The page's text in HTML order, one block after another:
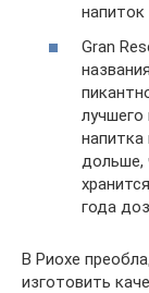
напиток
Gran
лучшего
дольше,
года
В Риохе
изготовить